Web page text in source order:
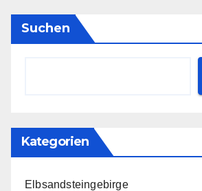
Suchen
Kategorien
Elbsandsteingebirge